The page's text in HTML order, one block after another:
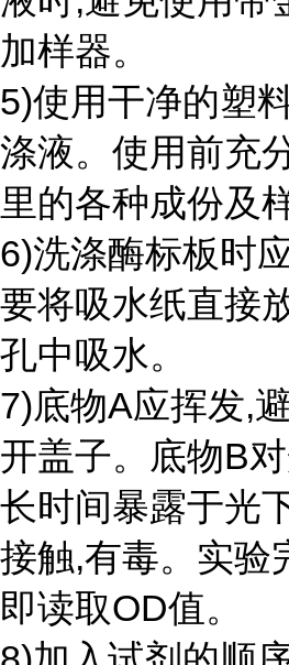
加样器。
5)使用干净的塑
涤液。使用前充
里的各种成份及
6)洗涤酶标板时
要将吸水纸直接
孔中吸水。
7)底物A应挥发,
开盖子。底物B
长时间暴露于光
接触,有毒。实验
即读取OD值。